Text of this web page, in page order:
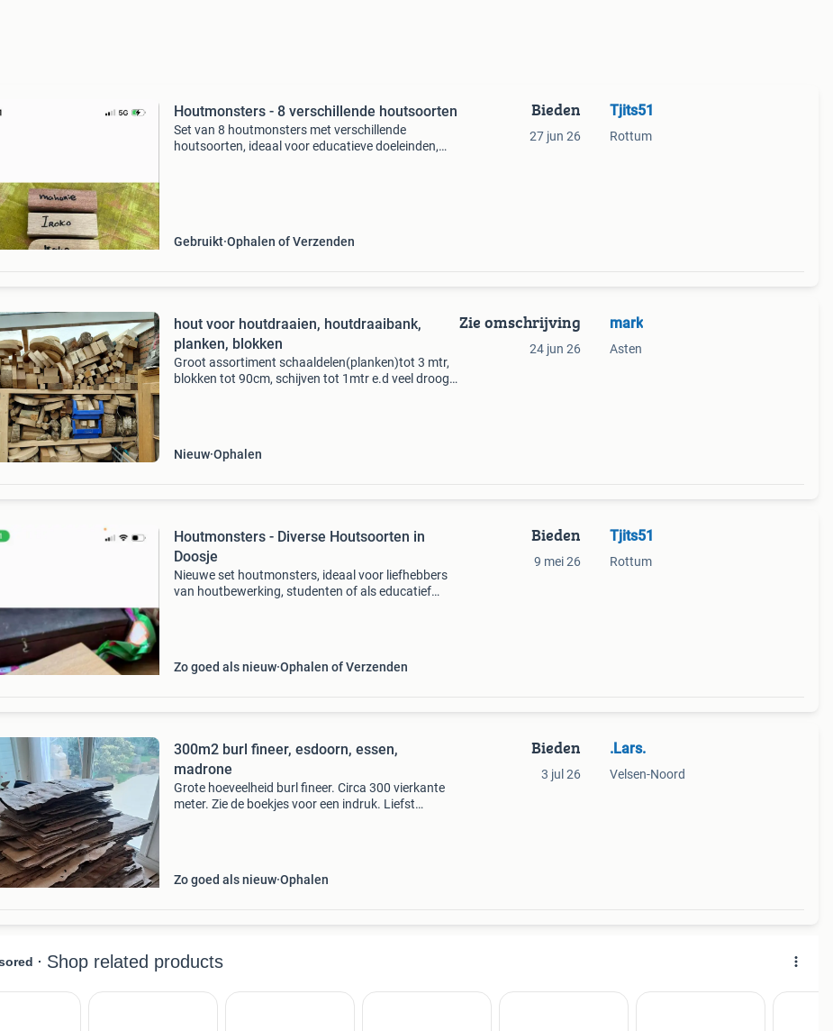
Houtmonsters - 8 verschillende houtsoorten
Set van 8 houtmonsters met verschillende
houtsoorten, ideaal voor educatieve doeleinden,
Gebruikt Ophalen of Verzenden
Bieden
27 jun 26
Tjits51
Rottum
hout voor houtdraaien, houtdraaibank,
planken, blokken
Groot assortiment schaaldelen(planken)tot 3 mtr,
blokken tot 90cm, schijven tot 1mtr e.d veel droog
Nieuw Ophalen
Zie omschrijving
24 jun 26
mark
Asten
Houtmonsters - Diverse Houtsoorten in
Doosje
Nieuwe set houtmonsters, ideaal voor liefhebbers
van houtbewerking, studenten of als educatief
Zo goed als nieuw Ophalen of Verzenden
Bieden
9 mei 26
Tjits51
Rottum
300m2 burl fineer, esdoorn, essen,
madrone
Grote hoeveelheid burl fineer. Circa 300 vierkante
meter. Zie de boekjes voor een indruk. Liefst
Zo goed als nieuw Ophalen
Bieden
3 jul 26
.Lars.
Velsen-Noord